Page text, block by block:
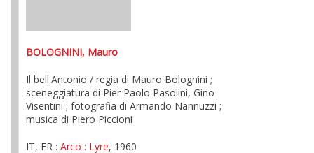
BOLOGNINI, Mauro
Il bell'Antonio / regia di Mauro Bolognini ;
sceneggiatura di Pier Paolo Pasolini, Gino
Visentini ; fotografia di Armando Nannuzzi ;
musica di Piero Piccioni
IT, FR : Arco : Lyre, 1960